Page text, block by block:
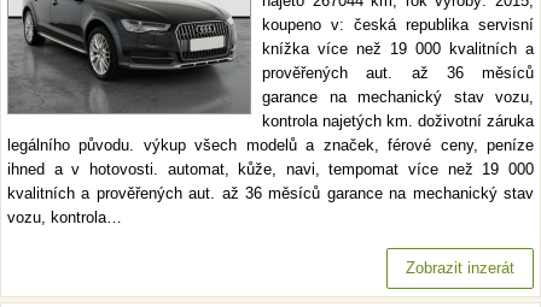
koupeno v: česká republika servisní
knížka více než 19 000 kvalitních a
prověřených aut. až 36 měsíců
garance na mechanický stav vozu,
kontrola najetých km. doživotní záruka
legálního původu. výkup všech modelů a značek, férové ceny, peníze
ihned a v hotovosti. automat, kůže, navi, tempomat více než 19 000
kvalitních a prověřených aut. až 36 měsíců garance na mechanický stav
vozu, kontrola…
Zobrazit inzerát